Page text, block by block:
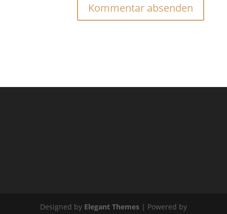
Designed by Elegant Themes| Powered by